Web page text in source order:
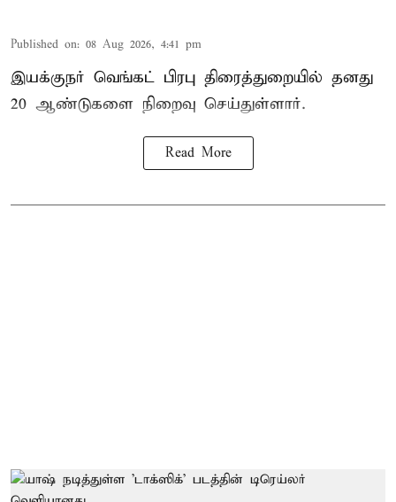
Published on: 08 Aug 2026, 4:41 pm
இயக்குநர் வெங்கட் பிரபு திரைத்துறையில் தனது
20 ஆண்டுகளை நிறைவு செய்துள்ளார்.
Read More